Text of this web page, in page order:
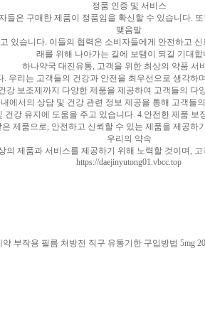
정품 인증 및 서비스
은 구매한 제품이 정품임을 확신할 수 있습니다.
맺음말
습니다. 이들의 협력은 소비자들에게 안전하고
래를 위해 나아가는 길에 보탬이 되길 기대합
하나약국 대진유통, 고객을 위한 최상의 약품 서
리는 고객들의 건강과 안전을 최우선으로 생각
보조제까지 다양한 제품을 제공하여 고객들의
서의 상담 및 건강 관련 정보 제공을 통해 고객
강 유지에 도움을 주고 있습니다. 4.안전한 제품
제품으로, 안전하고 신뢰할 수 있는 제품을 제공하
우리의 약속
제품과 서비스를 제공하기 위해 노력할 것이며,
https://daejinyutong01.vbcc.top
작용 필름 처방전 직구 유통기한 구입방법 5mg